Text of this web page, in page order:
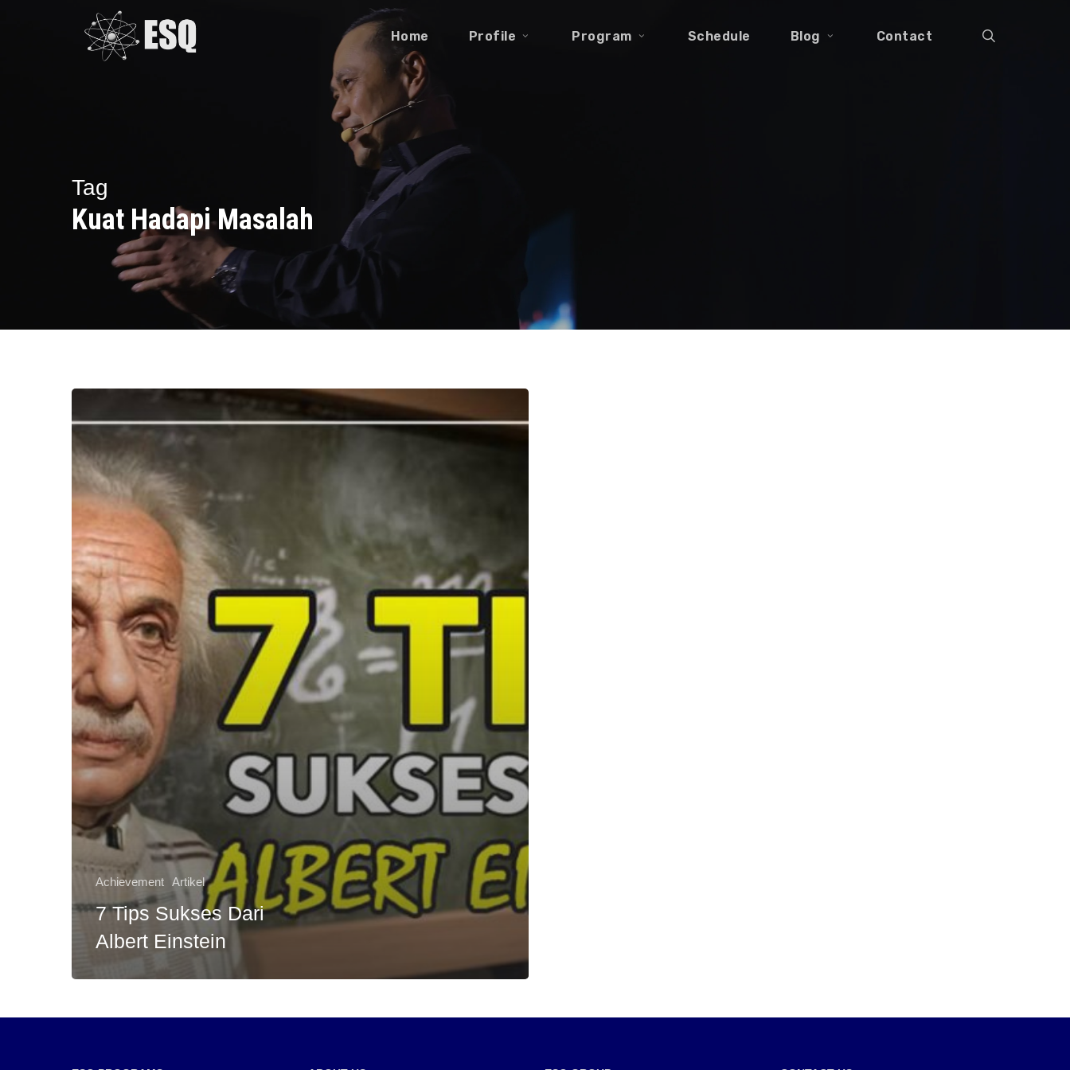
Home Profile Program Schedule Blog Contact
Tag
Kuat Hadapi Masalah
Tips
Sukses
Dari
Albert
Einstein
Achievement Artikel
7 Tips Sukses Dari
Albert Einstein